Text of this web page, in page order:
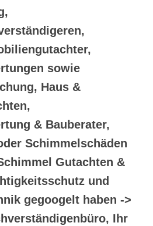
sowie
Haus &
& Bauberater,
Schimmelschäden
Gutachten &
und
gegoogelt haben ->
Ihr